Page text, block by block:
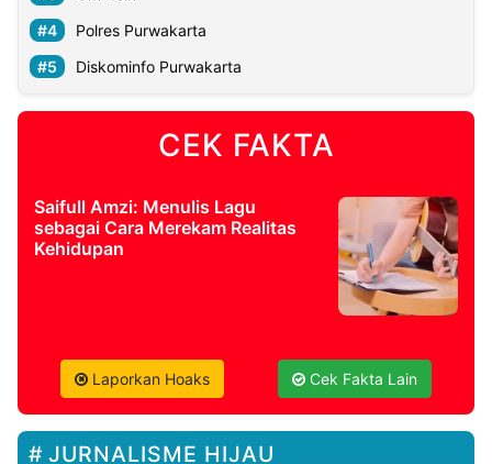
Polres Purwakarta
Diskominfo Purwakarta
CEK FAKTA
Saifull Amzi: Menulis Lagu
sebagai Cara Merekam Realitas
Kehidupan
Laporkan Hoaks Cek Fakta Lain
JURNALISME HIJAU